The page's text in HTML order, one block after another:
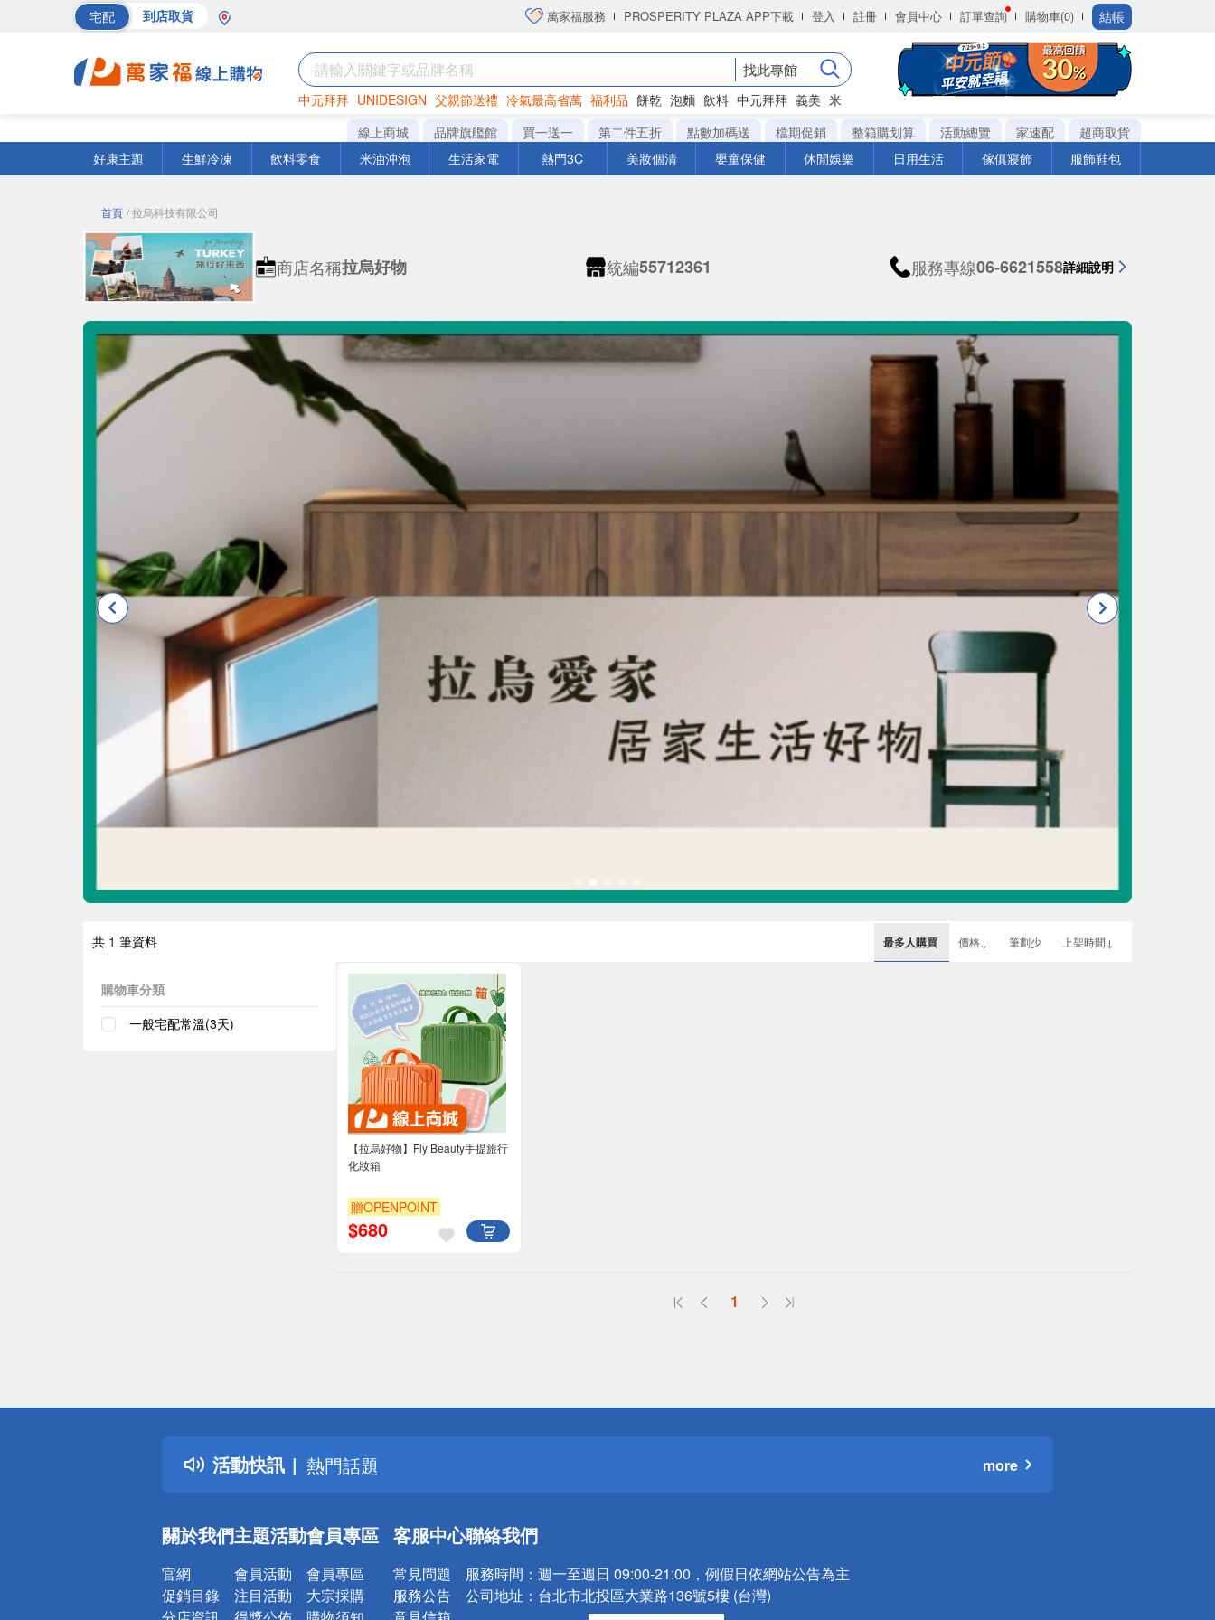
宅配 到店取貨 萬家福服務 PROSPERITY PLAZA APP下載 登入 註冊 會員中心 訂單查詢 購物車(0) 結帳
找此專館
中元拜拜 UNIDESIGN 父親節送禮 冷氣最高省萬 福利品 餅乾 泡麵 飲料 中元拜拜 義美 米
罐頭 海苔 洋芋片
線上商城 品牌旗艦館 買一送一 第二件五折 點數加碼送 檔期促銷 整箱購划算 活動總覽 家速配
超商取貨
好康主題
生鮮冷凍 飲料零食 米油沖泡 生活家電 熱門3C 美妝個清 嬰童保健 休閒娛樂 日用生活 傢俱寢飾 服飾鞋包
首頁 / 拉烏科技有限公司
商店名稱拉烏好物 統編55712361 服務專線06-6621558詳細說明
共 1 筆資料 最多人購買 價格↓ 筆劃少 上架時間↓
購物車分類
一般宅配常溫(3天)
【拉烏好物】Fly Beauty手提旅行
化妝箱
贈OPENPOINT
$680
1
活動快訊
詐騙網頁！請小心！
得獎公告
熱門話題
銀行優惠
詐騙網頁！請小心！
more
關於我們
官網
促銷目錄
主題活動
會員活動
注目活動
會員專區
會員專區
大宗採購
客服中心
常見問題
服務公告
聯絡我們
服務時間： 週一至週日 09:00-21:00，例假日依網站公告為主
公司地址： 台北市北投區大業路136號5樓 (台灣)